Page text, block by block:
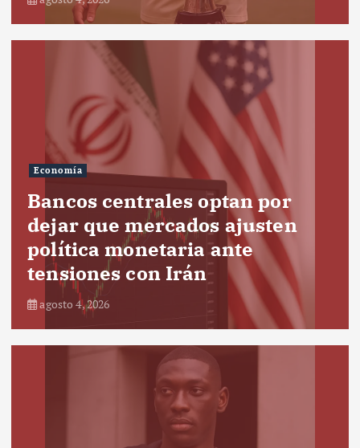
Economía
Bancos centrales optan por
dejar que mercados ajusten
política monetaria ante
tensiones con Irán
agosto 4, 2026